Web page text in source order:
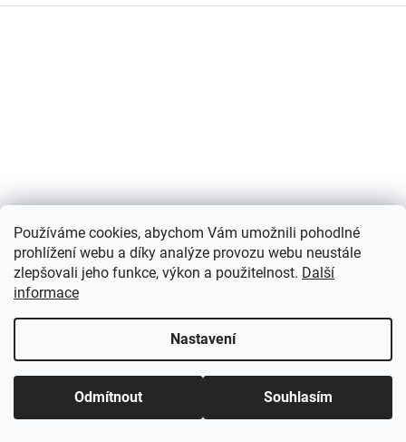
Používáme cookies, abychom Vám umožnili pohodlné
prohlížení webu a díky analýze provozu webu neustále
zlepšovali jeho funkce, výkon a použitelnost. Další
informace
Nastavení
Odmítnout Souhlasím
i
u
v